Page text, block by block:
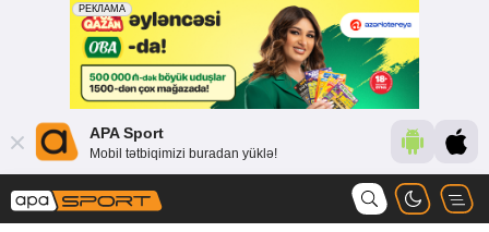
APA Sport
Mobil tətbiqimizi buradan yüklə!